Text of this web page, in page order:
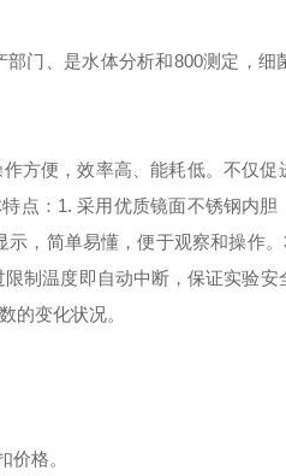
门、是水体分析和800测定，细
方便，效率高、能耗低。不仅
点： 1. 采用优质镜面不锈钢内
，简单易懂，便于观察和操作。
制温度即自动中断，保证实验安
的变化状况。
格。